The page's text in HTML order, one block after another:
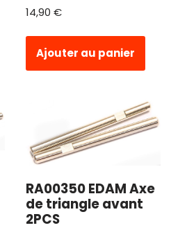
14,90 €
Ajouter au panier
RA00350 EDAM Axe
de triangle avant
2PCS